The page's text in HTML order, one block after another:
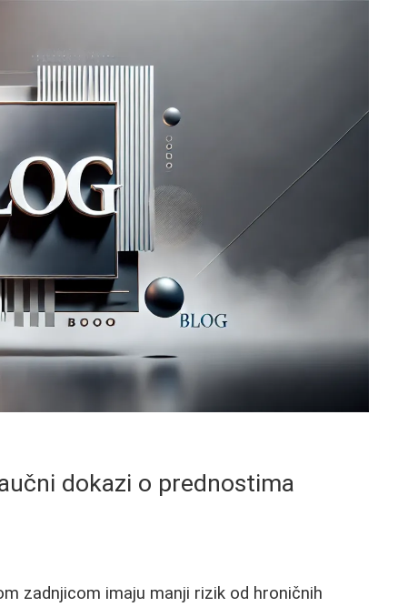
dokazi o prednostima
zadnjicom imaju manji rizik od hroničnih